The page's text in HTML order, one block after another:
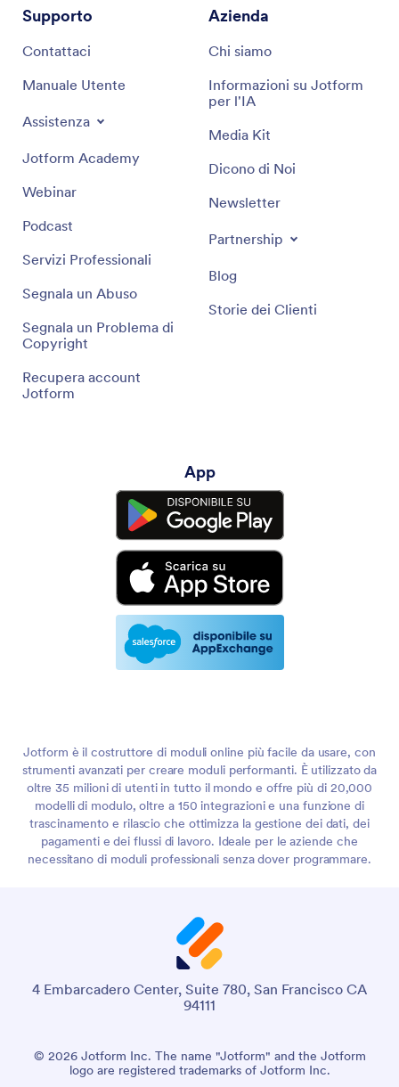
Supporto
Contattaci
Manuale Utente
Assistenza
Jotform Academy
Webinar
Podcast
Servizi Professionali
Segnala un Abuso
Segnala un Problema di
Copyright
Recupera account
Jotform
Azienda
Chi siamo
Informazioni su Jotform
per l'IA
Media Kit
Dicono di Noi
Newsletter
Partnership
Blog
Storie dei Clienti
App
Jotform è il costruttore di moduli online più facile da usare, con
strumenti avanzati per creare moduli performanti. È utilizzato da
oltre 35 milioni di utenti in tutto il mondo e offre più di 20,000
modelli di modulo, oltre a 150 integrazioni e una funzione di
trascinamento e rilascio che ottimizza la gestione dei dati, dei
pagamenti e dei flussi di lavoro. Ideale per le aziende che
necessitano di moduli professionali senza dover programmare.
4 Embarcadero Center, Suite 780, San Francisco CA
94111
© 2026 Jotform Inc. The name "Jotform" and the Jotform
logo are registered trademarks of Jotform Inc.